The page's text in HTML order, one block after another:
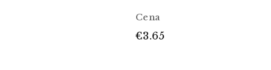
Cena
€3.65